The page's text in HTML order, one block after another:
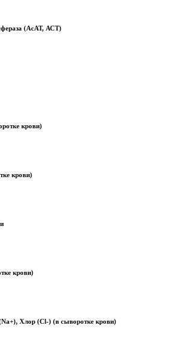
(АсАТ, АСТ)
крови)
крови)
крови)
Хлор (Сl-) (в сыворотке крови)